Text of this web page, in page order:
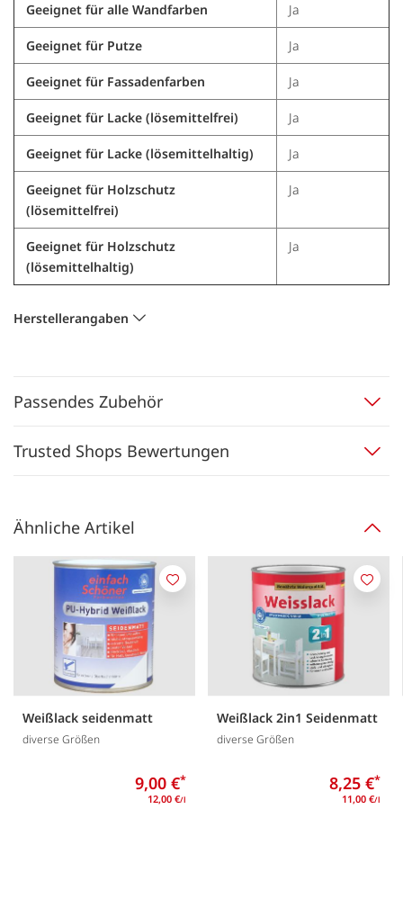
Geeignet für alle Wandfarben Ja
Geeignet für Putze Ja
Geeignet für Fassadenfarben Ja
Geeignet für Lacke (lösemittelfrei) Ja
Geeignet für Lacke (lösemittelhaltig) Ja
Geeignet für Holzschutz
(lösemittelfrei)
Ja
Geeignet für Holzschutz
(lösemittelhaltig)
Ja
Herstellerangaben
Passendes Zubehör
Trusted Shops Bewertungen
Ähnliche Artikel
Weißlack seidenmatt
diverse Größen
9,00 €*
12,00 €/l
Merken
Weißlack 2in1 Seidenmatt
diverse Größen
8,25 €*
11,00 €/l